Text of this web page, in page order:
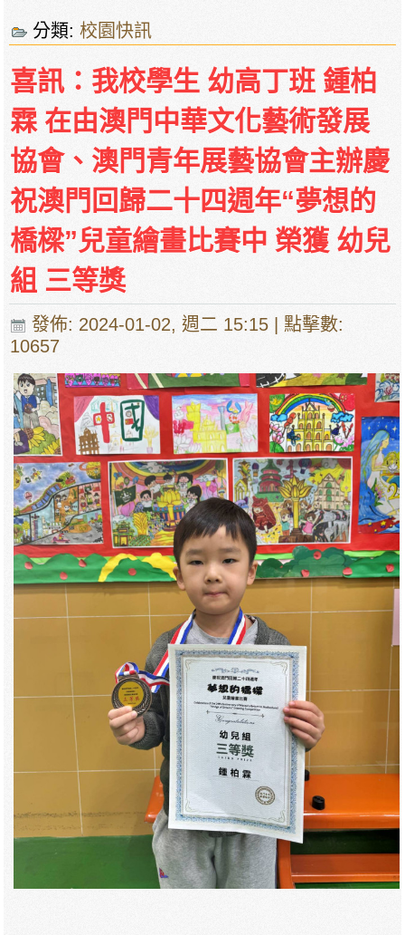
分類:校園快訊
喜訊：我校學生 幼高丁班 鍾柏
霖 在由澳門中華文化藝術發展
協會、澳門青年展藝協會主辦慶
祝澳門回歸二十四週年“夢想的
橋樑”兒童繪畫比賽中 榮獲 幼兒
組 三等獎
發佈: 2024-01-02, 週二 15:15 | 點擊數:
10657